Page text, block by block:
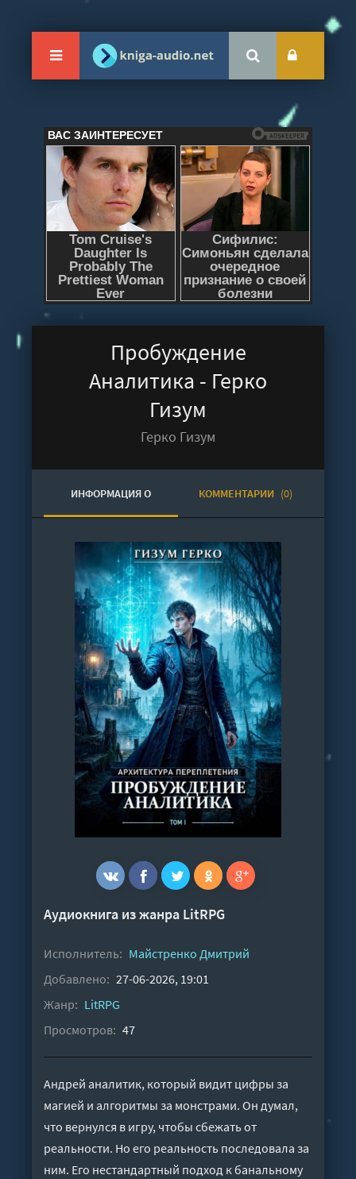
Пробуждение
Аналитика - Герко
Гизум
Герко Гизум
ИНФОРМАЦИЯ О
АУДИОКНИГЕ
КОММЕНТАРИИ (0)
Аудиокнига из жанра LitRPG
Исполнитель: Майстренко Дмитрий
Добавлено: 27-06-2026, 19:01
Жанр: LitRPG
Просмотров: 47
Андрей аналитик, который видит цифры за
магией и алгоритмы за монстрами. Он думал,
что вернулся в игру, чтобы сбежать от
реальности. Но его реальность последовала за
ним. Его нестандартный подход к банальному